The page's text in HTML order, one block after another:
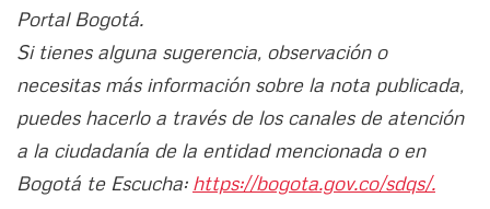
Portal Bogotá.
Si tienes alguna sugerencia, observación o
necesitas más información sobre la nota publicada,
puedes hacerlo a través de los canales de atención
a la ciudadanía de la entidad mencionada o en
Bogotá te Escucha: https://bogota.gov.co/sdqs/.